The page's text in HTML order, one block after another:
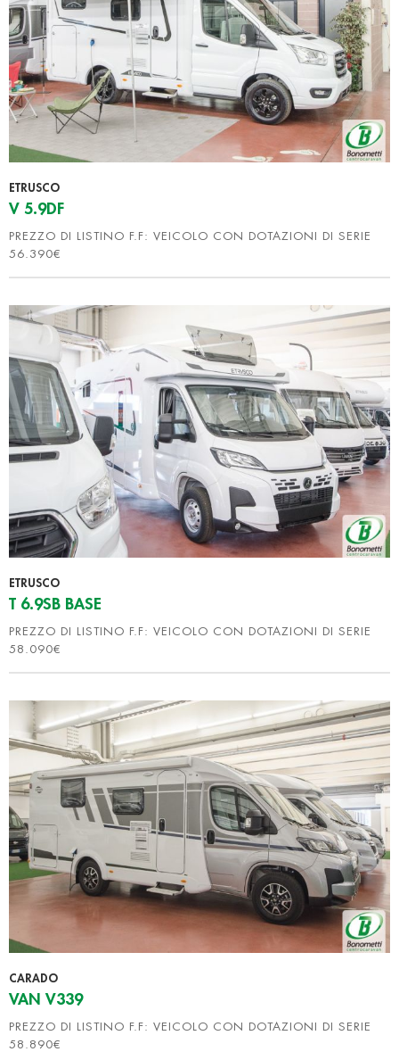
ETRUSCO
V 5.9DF
PREZZO DI LISTINO F.F: VEICOLO CON DOTAZIONI DI SERIE
56.390€
ETRUSCO
T 6.9SB BASE
PREZZO DI LISTINO F.F: VEICOLO CON DOTAZIONI DI SERIE
58.090€
CARADO
VAN V339
PREZZO DI LISTINO F.F: VEICOLO CON DOTAZIONI DI SERIE
58.890€